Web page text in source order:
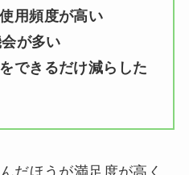
用頻度が高い
が多い
できるだけ減らした